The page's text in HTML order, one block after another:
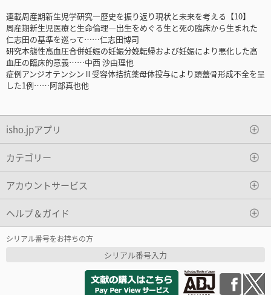
連載周産期新生児学研究―歴史を振り返り現状と未来を考える【10】
周産期新生児医療と生命倫理―出生をめぐる生と死の臨床から生まれた
仁志田の基準を巡って……仁志田博司
研究本態性高血圧合併妊娠の妊娠分娩転帰および妊娠により悪化した高
血圧の臨床的意義……中西 沙由理他
症例アンジオテンシンⅡ受容体拮抗薬母体投与により頭蓋骨形成不全を呈
した1例……阿部真也他
isho.jpアプリ
カテゴリー
アカウントサービス
ヘルプ＆ガイド
シリアル番号をお持ちの方
シリアル番号入力